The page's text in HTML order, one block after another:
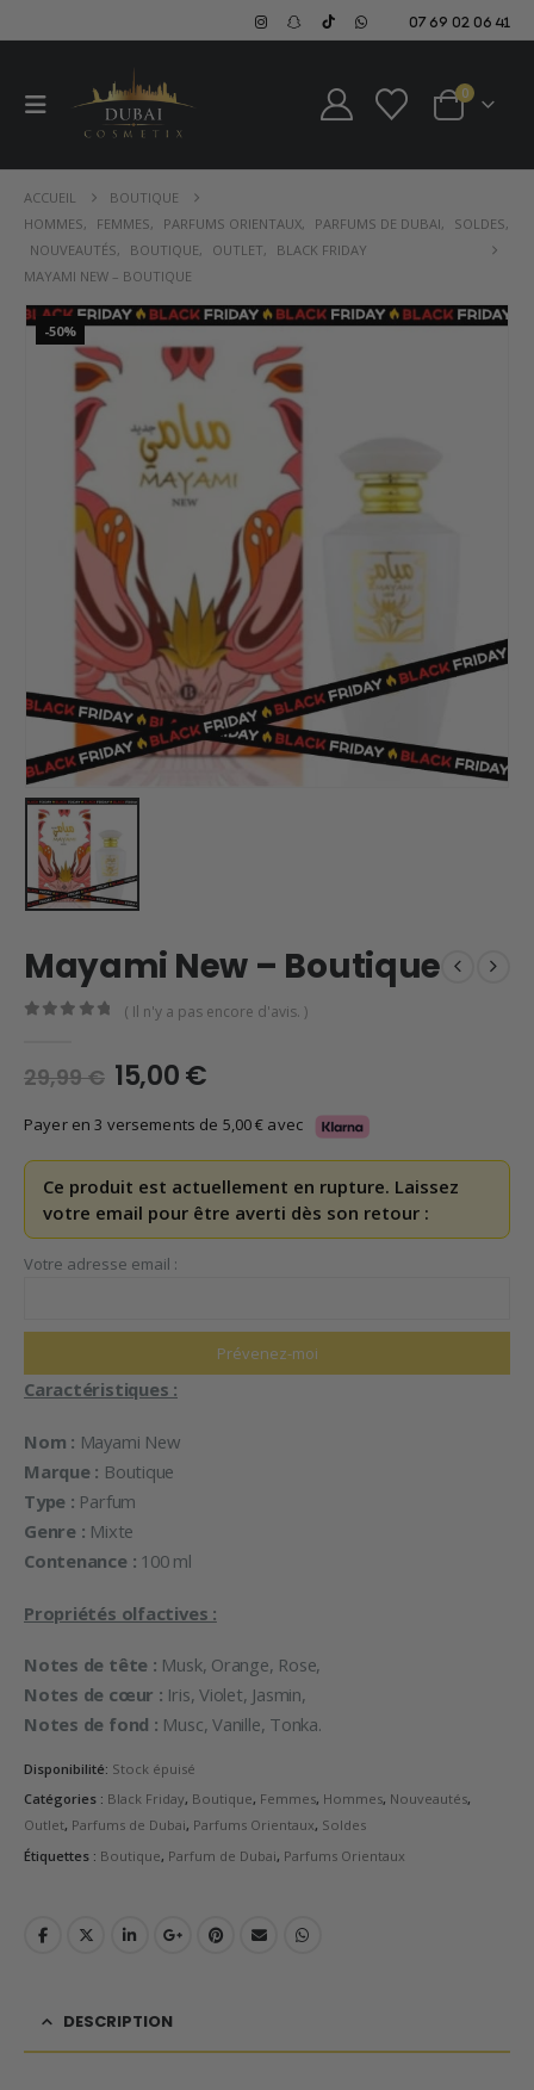
07 69 02 06 41
0
ACCUEIL
BOUTIQUE
HOMMES, FEMMES, PARFUMS ORIENTAUX, PARFUMS DE DUBAI, SOLDES,
NOUVEAUTÉS, BOUTIQUE, OUTLET,
BLACK FRIDAY
MAYAMI NEW – BOUTIQUE
-50%
Mayami New – Boutique
( Il n'y a pas encore d'avis. )
29,99€ Le
prix
initial
était :
29,99 €.
15,00€Le
actuel
est :
15,00 €.
Payer en 3 versements de 5,00€ avec
Ce produit est actuellement en rupture. Laissez
votre email pour être averti dès son retour :
Votre adresse email :
Caractéristiques :
Nom : Mayami New
Marque : Boutique
Type : Parfum
Genre : Mixte
Contenance : 100 ml
Propriétés olfactives :
Notes de tête : Musk, Orange, Rose,
Notes de cœur : Iris, Violet, Jasmin,
Notes de fond : Musc, Vanille, Tonka.
Disponibilité: Stock épuisé
Catégories : Black Friday, Boutique, Femmes, Hommes, Nouveautés,
Outlet, Parfums de Dubai, Parfums Orientaux, Soldes
Étiquettes : Boutique, Parfum de Dubai, Parfums Orientaux
DESCRIPTION